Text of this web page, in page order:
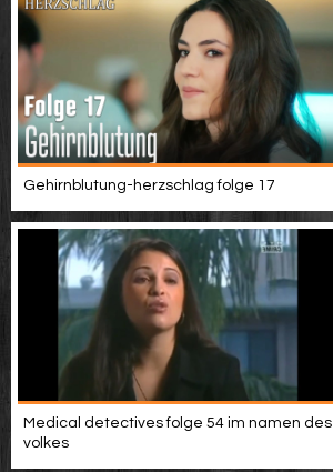
Gehirnblutung-herzschlag folge 17
Medical detectives folge 54 im namen des
volkes